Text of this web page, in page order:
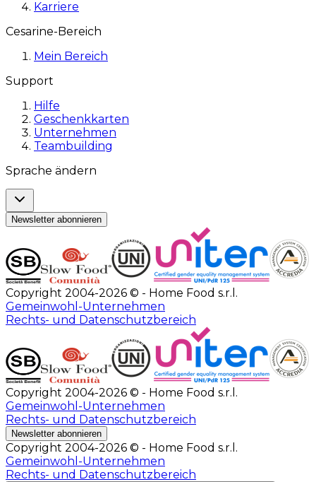
Karriere
Cesarine-Bereich
Mein Bereich
Support
Hilfe
Geschenkkarten
Unternehmen
Teambuilding
Sprache ändern
Newsletter abonnieren
Copyright 2004-2026 © - Home Food s.r.l.
Gemeinwohl-Unternehmen
Rechts- und Datenschutzbereich
Copyright 2004-2026 © - Home Food s.r.l.
Gemeinwohl-Unternehmen
Rechts- und Datenschutzbereich
Newsletter abonnieren
Copyright 2004-2026 © - Home Food s.r.l.
Gemeinwohl-Unternehmen
Rechts- und Datenschutzbereich